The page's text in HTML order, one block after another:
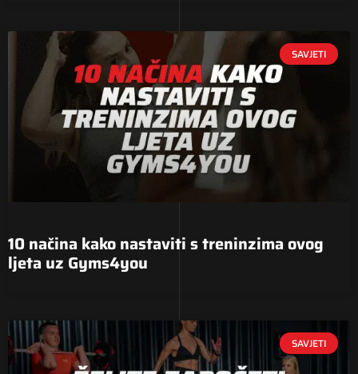
SAVJETI
10 načina kako nastaviti s treninzima ovog
ljeta uz Gyms4you
SAVJETI